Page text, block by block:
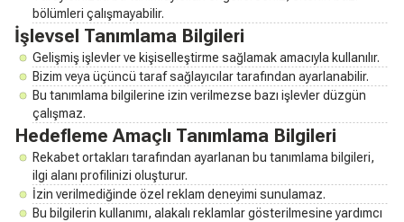
bölümleri çalışmayabilir.
İşlevsel Tanımlama Bilgileri
Gelişmiş işlevler ve kişiselleştirme sağlamak amacıyla kullanılır.
Bizim veya üçüncü taraf sağlayıcılar tarafından ayarlanabilir.
Bu tanımlama bilgilerine izin verilmezse bazı işlevler düzgün
çalışmaz.
Hedefleme Amaçlı Tanımlama Bilgileri
Rekabet ortakları tarafından ayarlanan bu tanımlama bilgileri,
ilgi alanı profilinizi oluşturur.
İzin verilmediğinde özel reklam deneyimi sunulamaz.
Bu bilgilerin kullanımı, alakalı reklamlar gösterilmesine yardımcı